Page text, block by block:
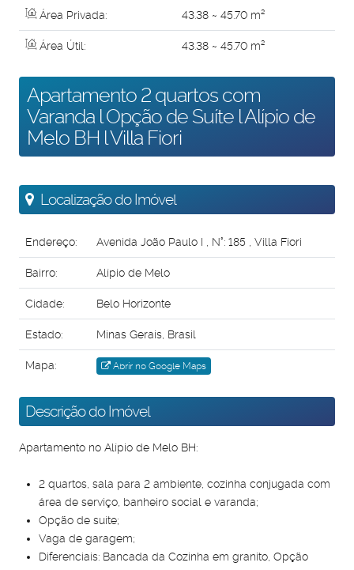
Área Privada: 43.38 ~ 45.70 m²
Área Útil: 43.38 ~ 45.70 m²
Apartamento 2 quartos com
Varanda l Opção de Suíte l Alípio de
Melo BH l Villa Fiori
Localização do Imóvel
Endereço: Avenida João Paulo I N°: 185 Villa Fiori
Bairro: Alípio de Melo
Cidade: Belo Horizonte
Estado: Minas Gerais, Brasil
Mapa: Abrir no Google Maps
Descrição do Imóvel
Apartamento no Alípio de Melo BH:
2 quartos, sala para 2 ambiente, cozinha conjugada com
área de serviço, banheiro social e varanda;
Opção de suíte;
Vaga de garagem;
Diferenciais: Bancada da Cozinha em granito, Opção